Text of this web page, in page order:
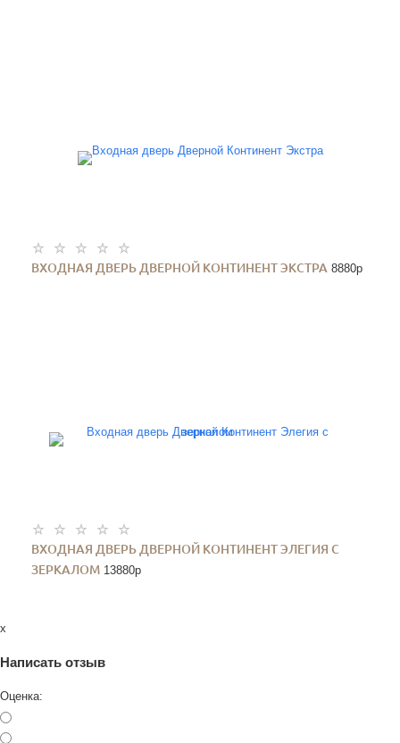
ВХОДНАЯ ДВЕРЬ ДВЕРНОЙ КОНТИНЕНТ ЭКСТРА 8880p
ВХОДНАЯ ДВЕРЬ ДВЕРНОЙ КОНТИНЕНТ ЭЛЕГИЯ С
ЗЕРКАЛОМ 13880p
x
Написать отзыв
Оценка: